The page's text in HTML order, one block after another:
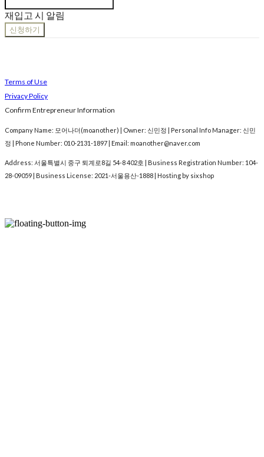
재입고 시 알림
신청하기
Terms of Use
Privacy Policy
Confirm Entrepreneur Information
Company Name: 모어나더(moanother) | Owner: 신민정 | Personal Info Manager: 신민
정 | Phone Number: 010-2131-1897 | Email: moanother@naver.com
Address: 서울특별시 중구 퇴계로8길 54-8 402호 | Business Registration Number: 104-
28-09059 | Business License: 2021-서울용산-1888 | Hosting by sixshop